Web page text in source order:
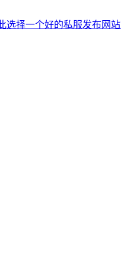
择一个好的私服发布网